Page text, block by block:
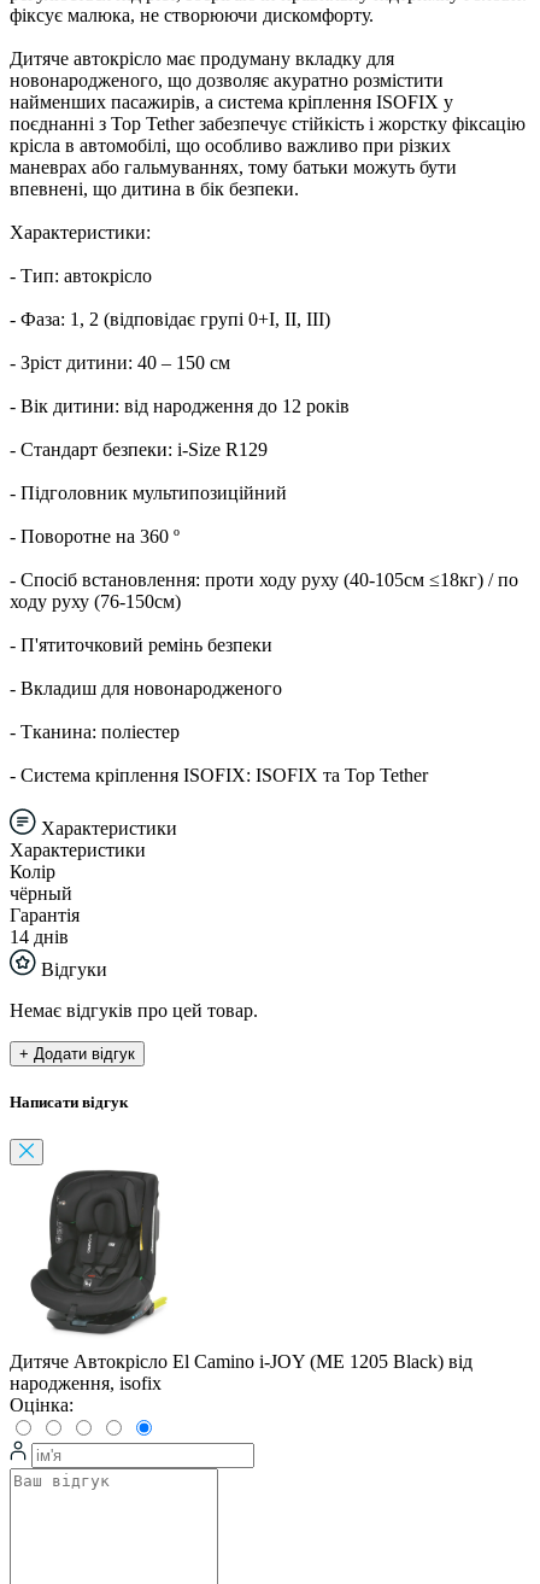
фіксує малюка, не створюючи дискомфорту.
Дитяче автокрісло має продуману вкладку для
новонародженого, що дозволяє акуратно розмістити
найменших пасажирів, а система кріплення ISOFIX у
поєднанні з Top Tether забезпечує стійкість і жорстку фіксацію
крісла в автомобілі, що особливо важливо при різких
маневрах або гальмуваннях, тому батьки можуть бути
впевнені, що дитина в бік безпеки.
Характеристики:
- Тип: автокрісло
- Фаза: 1, 2 (відповідає групі 0+I, II, III)
- Зріст дитини: 40 – 150 см
- Вік дитини: від народження до 12 років
- Стандарт безпеки: i-Size R129
- Підголовник мультипозиційний
- Поворотне на 360 º
- Спосіб встановлення: проти ходу руху (40-105см ≤18кг) / по
ходу руху (76-150см)
- П'ятиточковий ремінь безпеки
- Вкладиш для новонародженого
- Тканина: поліестер
- Система кріплення ISOFIX: ISOFIX та Top Tether
Характеристики
Характеристики
Колір
чёрный
Гарантія
14 днів
Відгуки
Немає відгуків про цей товар.
+ Додати відгук
Написати відгук
Дитяче Автокрісло El Camino i-JOY (ME 1205 Black) від
народження, isofix
Оцінка: